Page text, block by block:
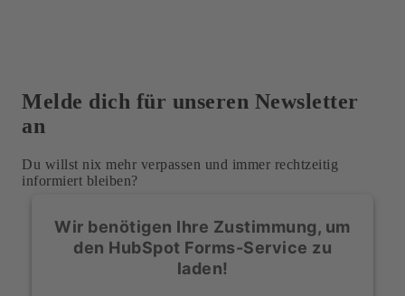
Melde dich für unseren Newsletter
an
Du willst nix mehr verpassen und immer rechtzeitig
informiert bleiben?
Wir benötigen Ihre Zustimmung, um
den HubSpot Forms-Service zu
laden!